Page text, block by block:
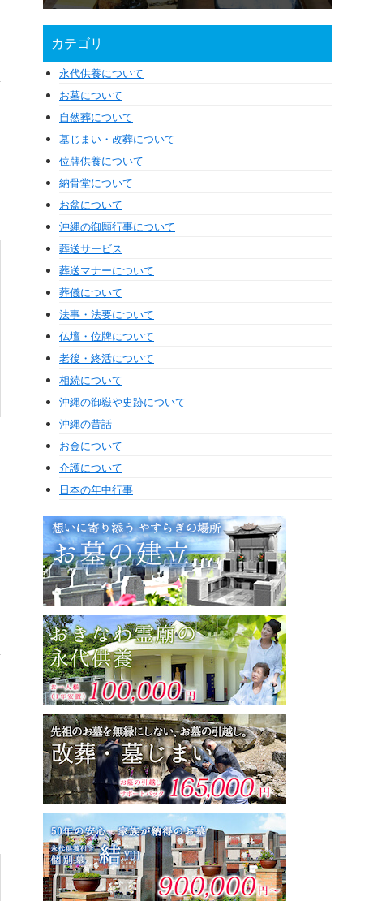
カテゴリ
永代供養について
お墓について
自然葬について
墓じまい・改葬について
位牌供養について
納骨堂について
お盆について
沖縄の御願行事について
葬送サービス
葬送マナーについて
葬儀について
法事・法要について
仏壇・位牌について
老後・終活について
相続について
沖縄の御嶽や史跡について
沖縄の昔話
お金について
介護について
日本の年中行事